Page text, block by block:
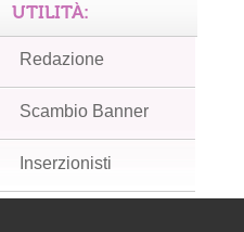
UTILITÀ:
Redazione
Scambio Banner
Inserzionisti